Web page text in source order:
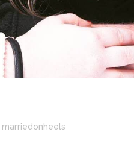
marriedonheels